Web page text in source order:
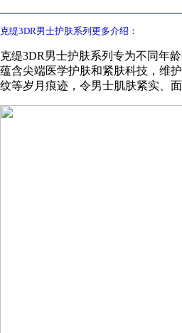
克缇3DR男士护肤系列更多介绍：
克缇3DR男士护肤系列专为不同年
蕴含尖端医学护肤和紧肤科技，维
纹等岁月痕迹，令男士肌肤紧实、